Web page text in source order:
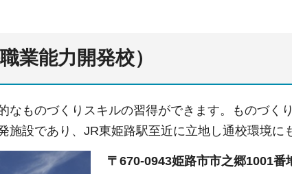
業能力開発校）
なものづくりスキルの習得ができます。ものづく
設であり、JR東姫路駅至近に立地し通校環境に
〒670-0943姫路市市之郷1001番